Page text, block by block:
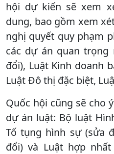
hội dự kiến sẽ xem
dung, bao gồm xem
nghị quyết quy phạm
các dự án quan trọng
đổi), Luật Kinh doanh
Luật Đô thị đặc biệt,
Quốc hội cũng sẽ cho
dự án luật: Bộ luật
Tố tụng hình sự (sửa
đổi) và Luật hợp